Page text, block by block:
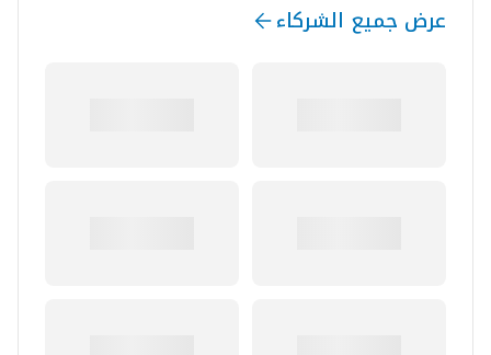
عرض جميع الشركاء